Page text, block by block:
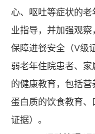
心、呕吐等症状的
业指导，并加强观察
保障进餐安全（Ⅴ级
弱老年住院患者、
的健康教育，包括
蛋白质的饮食教育
证据）。